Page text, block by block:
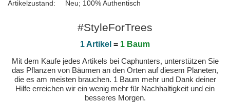
Artikelzustand:
Neu; 100% Authentisch
#StyleForTrees
1 Artikel = 1 Baum
Mit dem Kaufe jedes Artikels bei Caphunters, unterstützen Sie
das Pflanzen von Bäumen an den Orten auf diesem Planeten,
die es am meisten brauchen. 1 Baum mehr und Dank deiner
Hilfe erreichen wir ein wenig mehr für Nachhaltigkeit und ein
besseres Morgen.